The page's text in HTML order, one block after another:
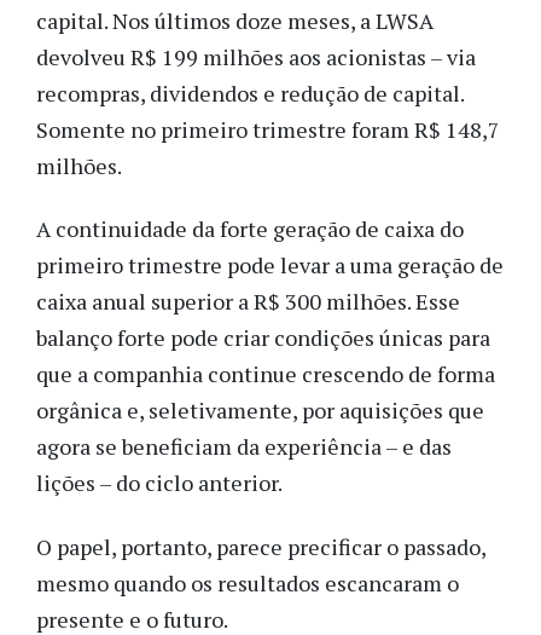
capital. Nos últimos doze meses, a LWSA
devolveu R$ 199 milhões aos acionistas – via
recompras, dividendos e redução de capital.
Somente no primeiro trimestre foram R$ 148,7
milhões.
A continuidade da forte geração de caixa do
primeiro trimestre pode levar a uma geração de
caixa anual superior a R$ 300 milhões. Esse
balanço forte pode criar condições únicas para
que a companhia continue crescendo de forma
orgânica e, seletivamente, por aquisições que
agora se beneficiam da experiência – e das
lições – do ciclo anterior.
O papel, portanto, parece precificar o passado,
mesmo quando os resultados escancaram o
presente e o futuro.